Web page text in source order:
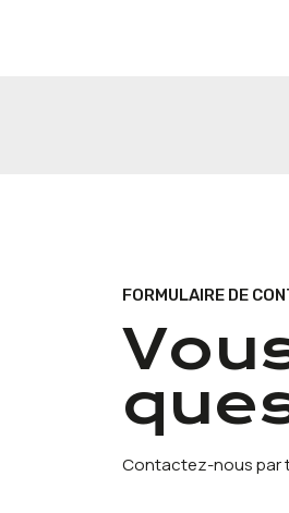
FORMULAIRE DE
Contactez-nous par